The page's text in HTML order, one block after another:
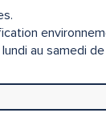
au samedi de